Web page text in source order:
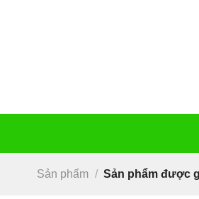
Sản phẩm / Sản phẩm được